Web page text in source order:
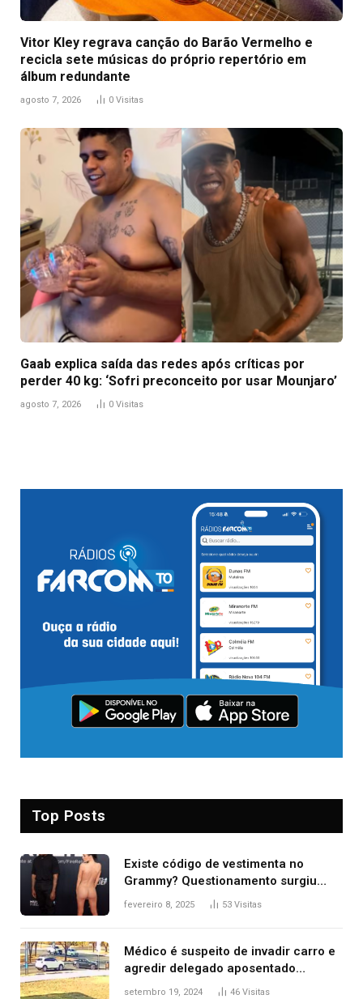
Vitor Kley regrava canção do Barão Vermelho e
recicla sete músicas do próprio repertório em
álbum redundante
agosto 7, 2026 0 Visitas
Gaab explica saída das redes após críticas por
perder 40 kg: ‘Sofri preconceito por usar Mounjaro’
agosto 7, 2026 0 Visitas
Top Posts
Existe código de vestimenta no
Grammy? Questionamento surgiu
após Bianca Censori, mulher de
fevereiro 8, 2025 53 Visitas
Médico é suspeito de invadir carro e
agredir delegado aposentado
durante confusão no trânsito
setembro 19, 2024 46 Visitas